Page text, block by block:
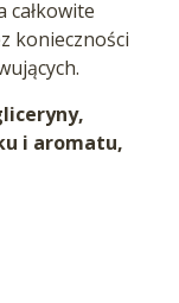
całkowite
konieczności
i aromatu,